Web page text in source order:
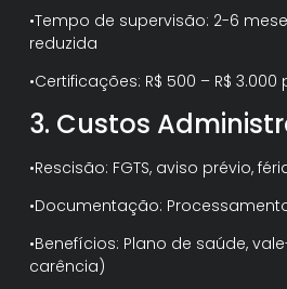
•Tempo de supervisão: 2-6
reduzida
•Certificações: R$ 500 – R$
3. Custos
•Rescisão: FGTS, aviso prévio,
•Documentação:
•Benefícios: Plano de saúde,
carência)